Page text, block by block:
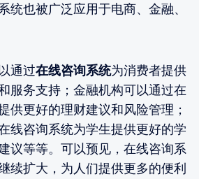
统也被广泛应用于电商、金融、
通过在线咨询系统为消费者提供
服务支持；金融机构可以通过在
供更好的理财建议和风险管理；
线咨询系统为学生提供更好的学
议等等。可以预见，在线咨询系
续扩大，为人们提供更多的便利